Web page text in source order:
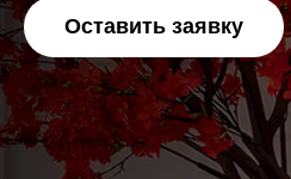
Оставить заявку